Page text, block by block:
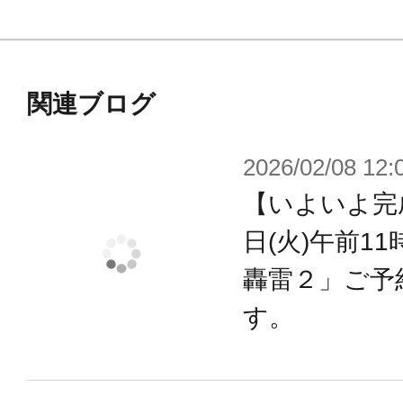
としても機能するように設計されて
■シリーズ標準仕様である「組立済
TYPE001」は今回も健在。平易な組
体構造をお楽しみいただけます。
■「XFA-01 ウェアウルフ・スペク
きます。
関連ブログ
2026/02/08
【いよいよ
日(火)午前11
轟雷２」ご
す。